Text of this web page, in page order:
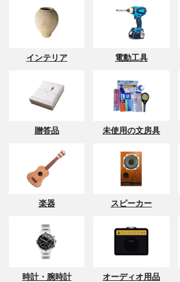
インテリア 電動工具
贈答品 未使用の文房具
楽器 スピーカー
時計・腕時計 オーディオ用品